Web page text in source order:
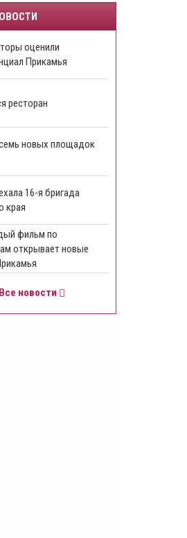
оценили
Прикамья
ресторан
новых площадок
16-я бригада
края
фильм по
открывает новые
Все новости